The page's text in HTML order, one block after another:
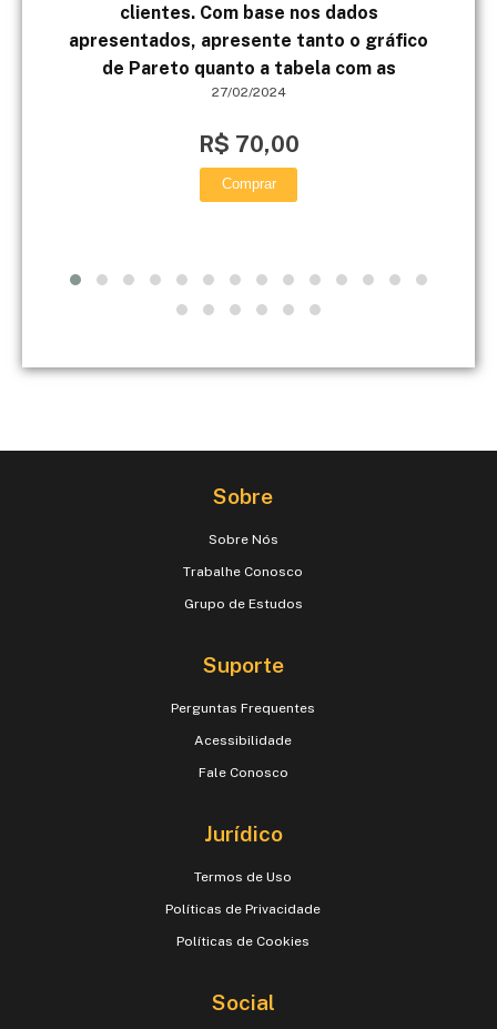
clientes. Com base nos dados
apresentados, apresente tanto o gráfico
de Pareto quanto a tabela com as
27/02/2024
R$ 70,00
Comprar
Sobre
Sobre Nós
Trabalhe Conosco
Grupo de Estudos
Suporte
Perguntas Frequentes
Acessibilidade
Fale Conosco
Jurídico
Termos de Uso
Políticas de Privacidade
Políticas de Cookies
Social